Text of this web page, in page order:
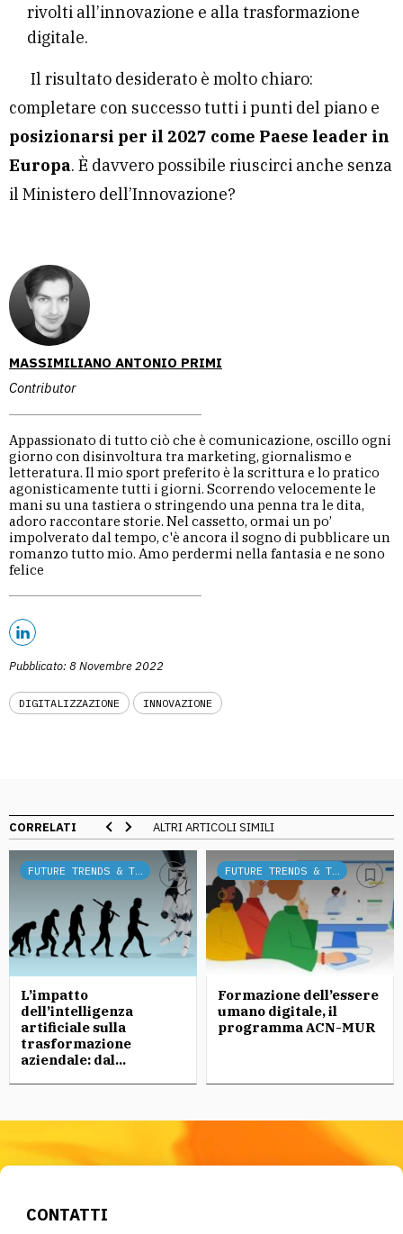
MASSIMILIANO ANTONIO PRIMI
Contributor
Appassionato di tutto ciò che è comunicazione, oscillo ogni
giorno con disinvoltura tra marketing, giornalismo e
letteratura. Il mio sport preferito è la scrittura e lo pratico
agonisticamente tutti i giorni. Scorrendo velocemente le
mani su una tastiera o stringendo una penna tra le dita,
adoro raccontare storie. Nel cassetto, ormai un po’
impolverato dal tempo, c'è ancora il sogno di pubblicare un
romanzo tutto mio. Amo perdermi nella fantasia e ne sono
felice
Pubblicato: 8 Novembre 2022
DIGITALIZZAZIONE INNOVAZIONE
rivolti all’innovazione e alla trasformazione
digitale.
Il risultato desiderato è molto chiaro:
completare con successo tutti i punti del piano e
posizionarsi per il 2027 come Paese leader in
Europa. È davvero possibile riuscirci anche senza
il Ministero dell’Innovazione?
CORRELATI ALTRI ARTICOLI SIMILI
L’impatto
dell’intelligenza
artificiale sulla
trasformazione
aziendale: dal...
Formazione dell’essere
umano digitale, il
programma ACN-MUR
CONTATTI